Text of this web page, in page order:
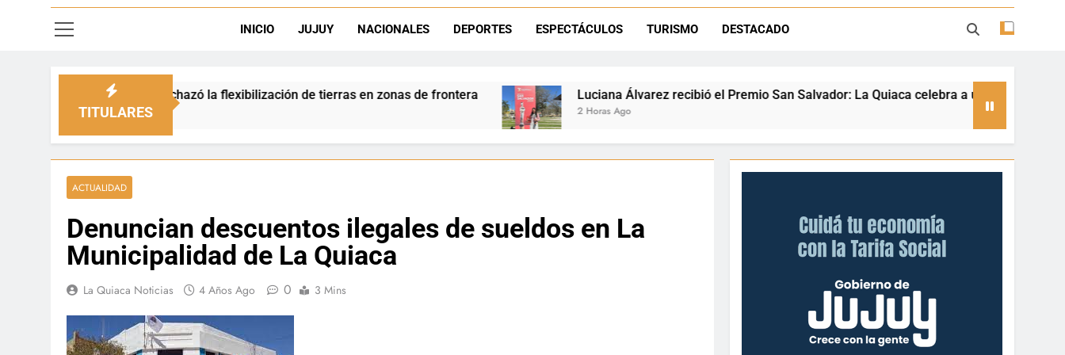
Día del Niño en La Quiaca: el municipio prepara una gran celebración con juegos, espectáculos y regalos
INICIO JUJUY NACIONALES DEPORTES ESPECTÁCULOS TURISMO DESTACADO
TITULARES
rechazó la flexibilización de tierras en zonas de frontera Luciana Álvarez recibió el Premio San Salvador: La Quiaca celebra a una referente nacional del taekwondo
2 Horas Ago
ACTUALIDAD
Denuncian descuentos ilegales de sueldos en La
Municipalidad de La Quiaca
La Quiaca Noticias 4 Años Ago 0 3 Mins